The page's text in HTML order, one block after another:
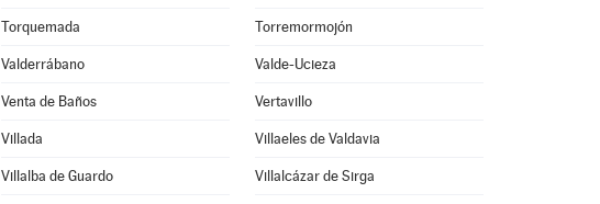
Torquemada Torremormojón
Valderrábano Valde-Ucieza
Venta de Baños Vertavillo
Villada Villaeles de Valdavia
Villalba de Guardo Villalcázar de Sirga